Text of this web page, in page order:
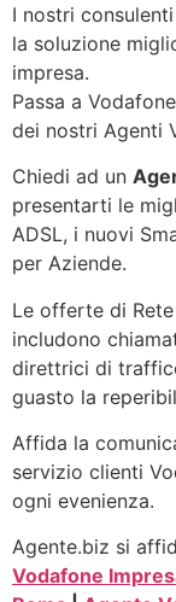
I nostri
la soluzione
impresa.
Passa a
dei nostri Agenti
Chiedi ad un
presentarti le
ADSL, i nuovi
per Aziende.
Le offerte di
includono
direttrici di
guasto la
Affida la
servizio clienti
ogni evenienza.
Agente.biz si
Vodafone